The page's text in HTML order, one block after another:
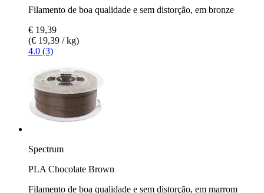
Filamento de boa qualidade e sem distorção, em bronze
€ 19,39
(€ 19,39 / kg)
4.0 (3)
Spectrum
PLA Chocolate Brown
Filamento de boa qualidade e sem distorção, em marrom